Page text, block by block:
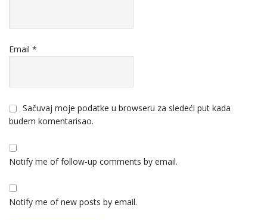
Email *
Sačuvaj moje podatke u browseru za sledeći put kada
budem komentarisao.
Notify me of follow-up comments by email.
Notify me of new posts by email.